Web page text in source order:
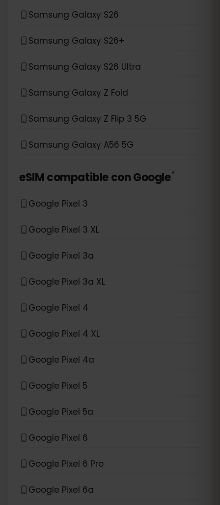
Samsung Galaxy S26
Samsung Galaxy S26+
Samsung Galaxy S26 Ultra
Samsung Galaxy Z Fold
Samsung Galaxy Z Flip 3 5G
Samsung Galaxy A56 5G
eSIM compatible conGoogle*
Google Pixel 3
Google Pixel 3 XL
Google Pixel 3a
Google Pixel 3a XL
Google Pixel 4
Google Pixel 4 XL
Google Pixel 4a
Google Pixel 5
Google Pixel 5a
Google Pixel 6
Google Pixel 6 Pro
Google Pixel 6a